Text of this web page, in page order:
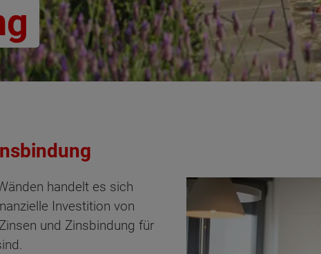
handelt es sich
Investition von
und Zinsbindung für